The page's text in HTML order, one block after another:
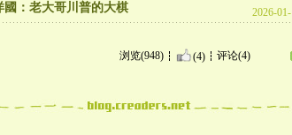
國：老大哥川普的大棋 2026-
浏览(948) (4) 评论(4)